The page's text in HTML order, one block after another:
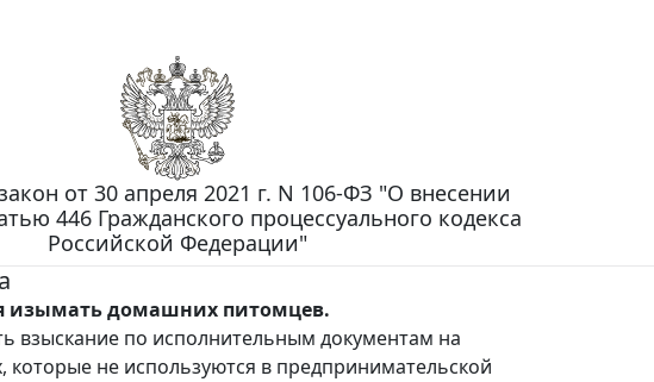
от 30 апреля 2021 г. N 106-ФЗ "О внесении
446 Гражданского процессуального кодекса
Российской Федерации"
изымать домашних питомцев.
взыскание по исполнительным документам на
не используются в предпринимательской